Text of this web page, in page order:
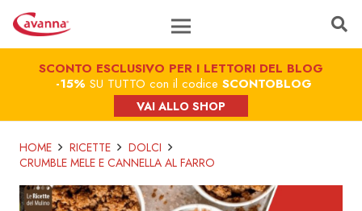
SCONTO ESCLUSIVO PER I LETTORI DEL BLOG
-15% SU TUTTO con il codice SCONTOBLOG
VAI ALLO SHOP
HOME RICETTE
DOLCI
CRUMBLE MELE E CANNELLA AL FARRO